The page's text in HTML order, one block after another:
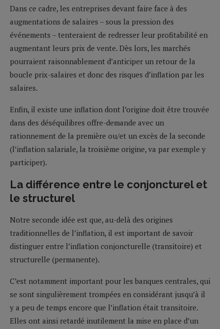
Dans ce cadre, les entreprises devant faire face à des
augmentations de salaires – sous la pression des
événements – tenteraient de redresser leur profitabilité en
augmentant leurs prix de vente. Dès lors, les marchés
pourraient raisonnablement d’anticiper un retour de la
boucle prix-salaires et donc des risques d’inflation par les
salaires.
Enfin, il existe une inflation dont l’origine doit être trouvée
dans des déséquilibres offre-demande avec un
rationnement de la première ou/et un excès de la seconde
(l’inflation salariale, la troisième origine, va par exemple y
participer).
La différence entre le conjoncturel et
le structurel
Notre seconde idée est que, au-delà des origines
traditionnelles de l’inflation, il est important de savoir
distinguer entre l’inflation conjoncturelle (transitoire) et
structurelle (permanente).
C’est notamment important pour les banques centrales, qui
se sont singulièrement trompées en considérant jusqu’à il
y a peu de temps encore que l’inflation était transitoire.
Elles ont ainsi retardé inutilement la mise en place d’un